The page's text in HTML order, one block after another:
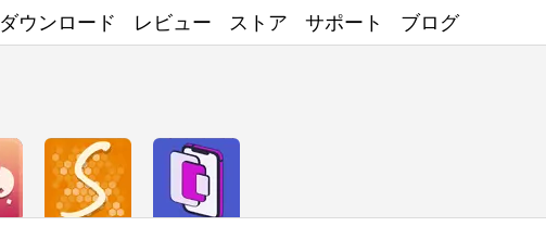
ダウンロード レビュー ストア サポート ブログ